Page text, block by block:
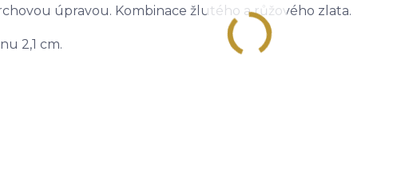
úpravou. Kombinace žlutého a růžového zlata.
2,1 cm.